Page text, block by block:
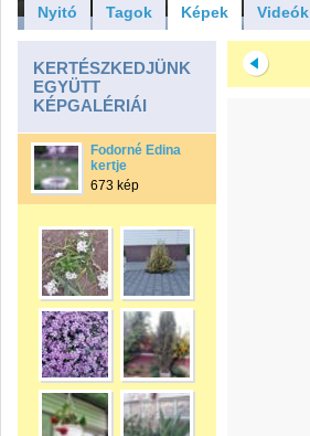
Nyitó Tagok Képek Videók
KERTÉSZKEDJÜNK
EGYÜTT
KÉPGALÉRIÁI
Fodorné Edina
kertje
673 kép